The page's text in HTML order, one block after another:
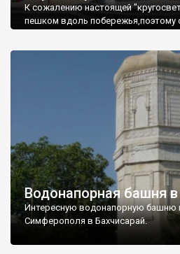
К сожалению настоящей
пешком вдоль
Водонапорная башня
Интересную водонапорную башню
Симферополя в Бахчисарай.